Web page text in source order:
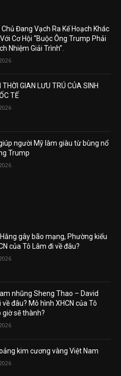
Chủ Đang Vạch Ra Kế Hoạch Khác
Cơ Hội “Buộc Ông Trump Phải
Nhiệm Giải Trình”.
THỜI GIAN LƯU TRÚ CỦA SINH
TẾ
người Mỹ làm giàu từ bùng nổ
Trump
gây bão mạng, Phường kiểu
của Tô Lâm đi về đâu?
nhũng Sheng Thao – David
về đâu? Mô hình XHCN của Tô
giờ sẽ thành?
kim cương vàng Việt Nam